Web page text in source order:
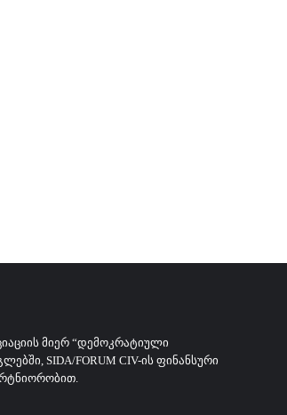
ᲛᲘᲔᲠ “ᲓᲔᲛᲝᲙᲠᲐᲢᲘᲣᲚᲘ
SIDA/FORUM CIV-ᲘᲡ ᲤᲘᲜᲐᲜᲡᲣᲠᲘ